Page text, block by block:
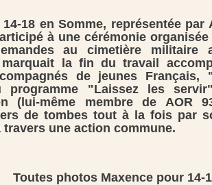
14-18 en Somme, représentée
à une cérémonie
au cimetière militaire
marquait la fin du travail
de jeunes
programme "Laissez les
(lui-même membre de AOR
de tombes tout à la fois par
une action commune.
Toutes photos Maxence pour 14-